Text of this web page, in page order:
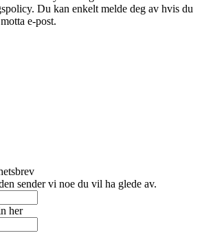
Du kan enkelt melde deg av hvis du
e-post.
sender vi noe du vil ha glede av.
her